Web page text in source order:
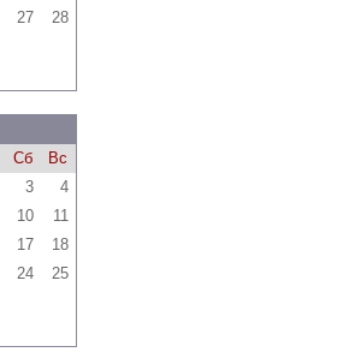
27
28
Сб
Вс
3
4
10
11
17
18
24
25